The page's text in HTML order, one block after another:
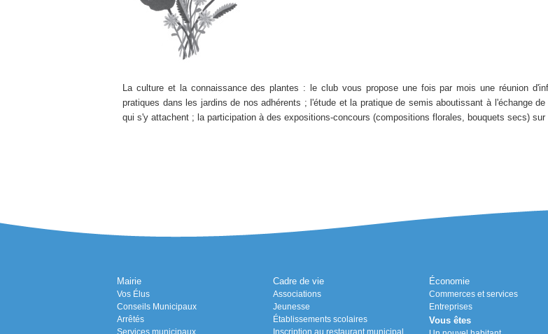
La culture et la connaissance des plantes : le club vous propose une fois par mois une réunion
pratiques dans les jardins de nos adhérents ; l'étude et la pratique de semis aboutissant à l'échange
qui s'y attachent ; la participation à des expositions-concours (compositions florales, bouquets secs)
Mairie
Vos Élus
Conseils Municipaux
Arrêtés
Services municipaux
Cadre de vie
Associations
Jeunesse
Établissements scolaires
Inscription au restaurant municipal
Économie
Commerces et services
Entreprises
Vous êtes